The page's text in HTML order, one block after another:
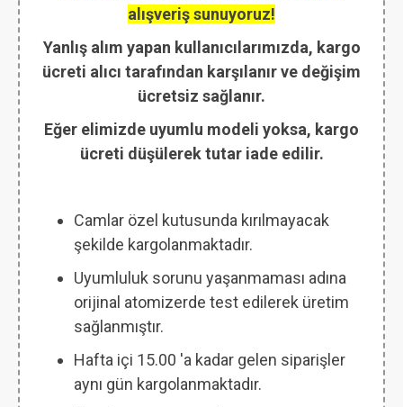
alışveriş sunuyoruz!
Yanlış alım yapan kullanıcılarımızda, kargo
ücreti alıcı tarafından karşılanır ve değişim
ücretsiz sağlanır.
Eğer elimizde uyumlu modeli yoksa, kargo
ücreti düşülerek tutar iade edilir.
Camlar özel kutusunda kırılmayacak
şekilde kargolanmaktadır.
Uyumluluk sorunu yaşanmaması adına
orijinal atomizerde test edilerek üretim
sağlanmıştır.
Hafta içi 15.00 'a kadar gelen siparişler
aynı gün kargolanmaktadır.